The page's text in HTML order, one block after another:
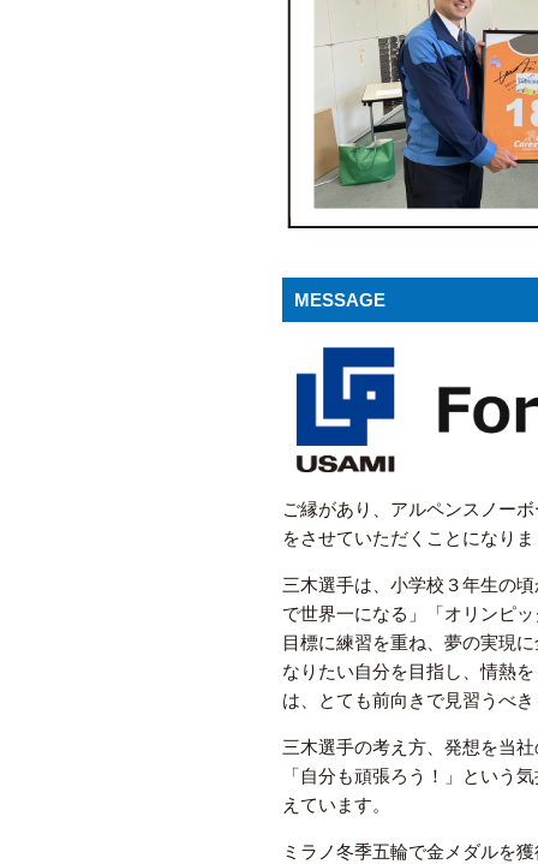
MESSAGE
ご縁があり、アルペンスノー
をさせていただくことになり
三木選手は、小学校３年生の
で世界一になる」「オリンピ
目標に練習を重ね、夢の実現
なりたい自分を目指し、情熱
は、とても前向きで見習うべ
三木選手の考え方、発想を当
「自分も頑張ろう！」という
えています。
ミラノ冬季五輪で金メダルを